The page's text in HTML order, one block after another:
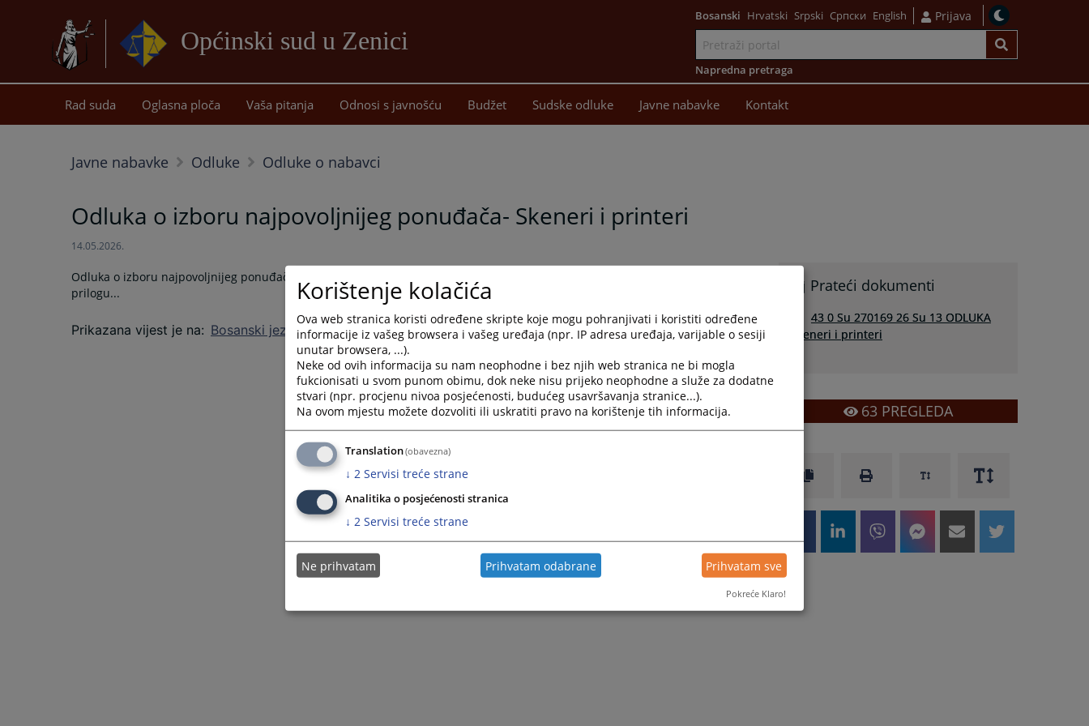
Općinski sud u Zenici
sadržaj
Bosanski Hrvatski Srpski Српски English Prijava
Napredna pretraga
Rad suda Oglasna ploča Vaša pitanja Odnosi s javnošću Budžet Sudske odluke Javne nabavke Kontakt
Javne nabavke Odluke Odluke o nabavci
Odluka o izboru najpovoljnijeg ponuđača- Skeneri i printeri
14.05.2026.
Odluka o izboru najpovoljnijeg ponuđača- skeneri i printeri, broj: 43 0 Su 270169 26 Su 13 od 11.05.2026. godine, u
prilogu...
Prikazana vijest je na: Bosanski jezik
Prateći dokumenti
43 0 Su 270169 26 Su 13 ODLUKA
skeneri i printeri
63PREGLEDA
Korištenje kolačića
Ova web stranica koristi određene skripte koje mogu pohranjivati i koristiti određene
informacije iz vašeg browsera i vašeg uređaja (npr. IP adresa uređaja, varijable o sesiji
unutar browsera, ...).
Neke od ovih informacija su nam neophodne i bez njih web stranica ne bi mogla
fukcionisati u svom punom obimu, dok neke nisu prijeko neophodne a služe za dodatne
stvari (npr. procjenu nivoa posjećenosti, budućeg usavršavanja stranice...).
Na ovom mjestu možete dozvoliti ili uskratiti pravo na korištenje tih informacija.
Translation(obavezna)
↓ 2 Servisi treće strane
Analitika o posjećenosti stranica
↓ 2 Servisi treće strane
Ne prihvatam Prihvatam odabrane Prihvatam sve
Pokreće Klaro!